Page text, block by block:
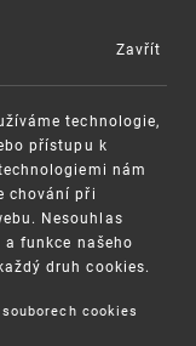
MENU
technologie,
přístupu k
nám
chování při
Nesouhlas
funkce našeho
druh cookies.
cookies
Zavřít